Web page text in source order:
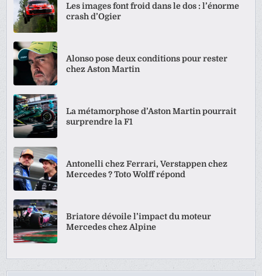
Les images font froid dans le dos : l’énorme
crash d’Ogier
Alonso pose deux conditions pour rester
chez Aston Martin
La métamorphose d’Aston Martin pourrait
surprendre la F1
Antonelli chez Ferrari, Verstappen chez
Mercedes ? Toto Wolff répond
Briatore dévoile l’impact du moteur
Mercedes chez Alpine